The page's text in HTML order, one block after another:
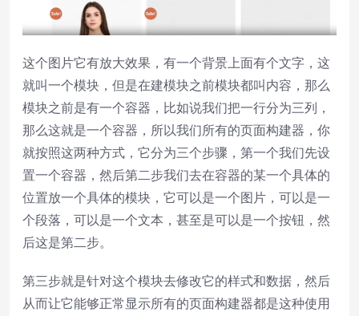
这个图片它有放大效果，有一个背景上面有个文字，这
就叫一个模块，但是在建模块之前模块都叫内容，那么
模块之前是有一个容器，比如说我们把一行分为三列，
那么这就是一个容器，所以我们所有的页面构建器，你
就按照这两种方式，它分为三个步骤，第一个我们先设
置一个容器，然后第二步我们去在容器的某一个具体的
位置放一个具体的模块，它可以是一个图片，可以是一
个段落，可以是一个文本，甚至是可以是一个按钮，然
后这是第二步。
第三步就是针对这个模块去修改它的样式和数据，然后
从而让它能够正常显示所有的页面构建器都是这种使用